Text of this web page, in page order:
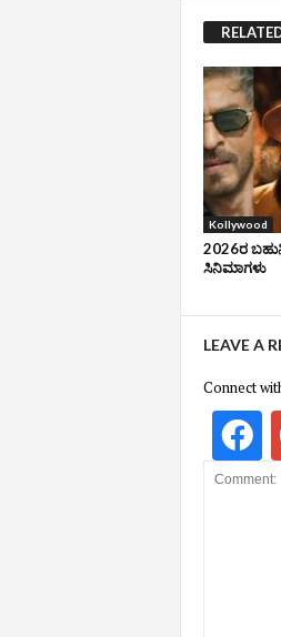
Kollywood
2026ರ
ಸಿನಿಮಾಗಳು
LEAVE A
Connect